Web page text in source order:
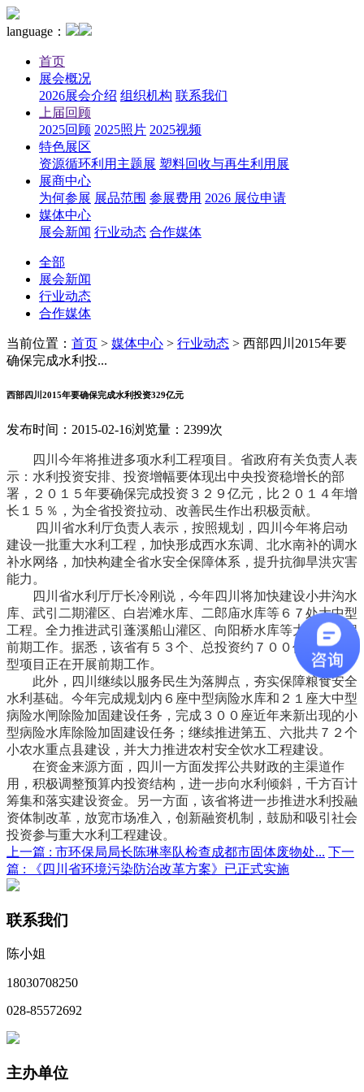
language：
首页
展会概况
2026展会介绍 组织机构 联系我们
上届回顾
2025回顾 2025照片 2025视频
特色展区
资源循环利用主题展 塑料回收与再生利用展
展商中心
为何参展 展品范围 参展费用 2026 展位申请
媒体中心
展会新闻 行业动态 合作媒体
全部
展会新闻
行业动态
合作媒体
当前位置： 首页 > 媒体中心 > 行业动态 > 西部四川2015年要
确保完成水利投...
西部四川2015年要确保完成水利投资329亿元
发布时间：2015-02-16浏览量：2399次
四川今年将推进多项水利工程项目。省政府有关负责人表
示：水利投资安排、投资增幅要体现出中央投资稳增长的部
署，２０１５年要确保完成投资３２９亿元，比２０１４年增
长１５％，为全省投资拉动、改善民生作出积极贡献。
四川省水利厅负责人表示，按照规划，四川今年将启动
建设一批重大水利工程，加快形成西水东调、北水南补的调水
补水网络，加快构建全省水安全保障体系，提升抗御旱洪灾害
能力。
四川省水利厅厅长冷刚说，今年四川将加快建设小井沟水
库、武引二期灌区、白岩滩水库、二郎庙水库等６７处大中型
工程。全力推进武引蓬溪船山灌区、向阳桥水库等大中型工程
前期工作。据悉，该省有５３个、总投资约７００亿元的大中
型项目正在开展前期工作。
此外，四川继续以服务民生为落脚点，夯实保障粮食安全
水利基础。今年完成规划内６座中型病险水库和２１座大中型
病险水闸除险加固建设任务，完成３００座近年来新出现的小
型病险水库除险加固建设任务；继续推进第五、六批共７２个
小农水重点县建设，并大力推进农村安全饮水工程建设。
在资金来源方面，四川一方面发挥公共财政的主渠道作
用，积极调整预算内投资结构，进一步向水利倾斜，千方百计
筹集和落实建设资金。另一方面，该省将进一步推进水利投融
资体制改革，放宽市场准入，创新融资机制，鼓励和吸引社会
投资参与重大水利工程建设。
上一篇 : 市环保局局长陈琳率队检查成都市固体废物处... 下一
篇 :
《四川省环境污染防治改革方案》已正式实施
联系我们
陈小姐
18030708250
028-85572692
主办单位